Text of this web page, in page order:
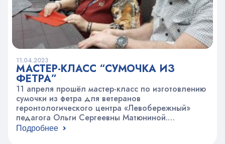
11.04.2023
МАСТЕР-КЛАСС “СУМОЧКА ИЗ
ФЕТРА”
11 апреля прошёл мастер-класс по изготовлению
сумочки из фетра для ветеранов
геронтологического центра «Левобережный»
педагога Ольги Сергеевны Матюниной.
Практичный и красивый подарок к Пасхе очень
Подробнее